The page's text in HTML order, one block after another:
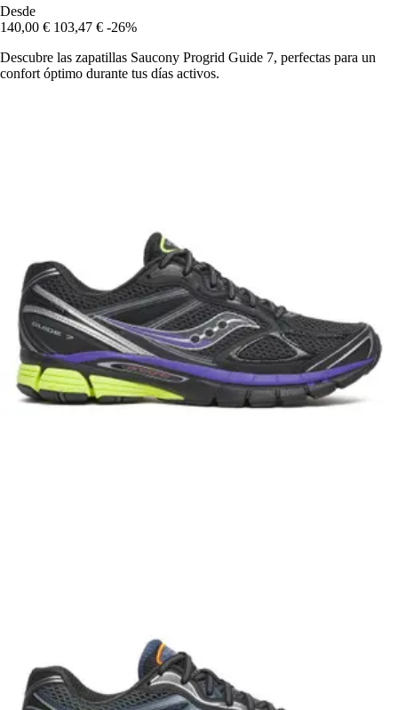
Desde
140,00 € 103,47 € -26%
Descubre las zapatillas Saucony Progrid Guide 7, perfectas para un
confort óptimo durante tus días activos.